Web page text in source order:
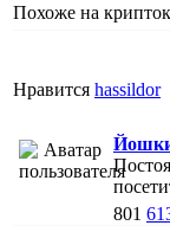
Похоже на
Нравится hassildor
801